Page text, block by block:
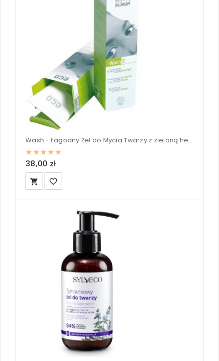
Wash - Łagodny Żel do Mycia Twarzy z zieloną herbatą i liściem winorośli - ECO Cosmetics 125 ml
38,00 zł
local_grocery_store favorite_border